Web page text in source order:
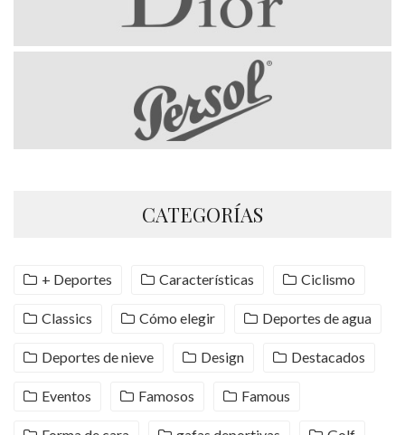
CATEGORÍAS
+ Deportes Características Ciclismo
Classics Cómo elegir Deportes de agua
Deportes de nieve Design Destacados
Eventos Famosos Famous